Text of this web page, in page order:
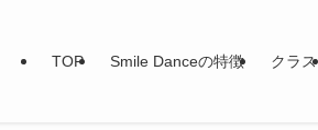
TOP Smile Danceの特徴 クラス